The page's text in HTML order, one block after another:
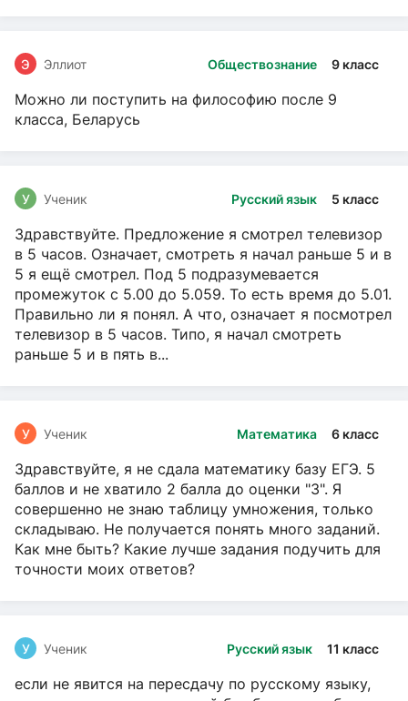
Обществознание 9 класс
Э Эллиот
Можно ли поступить на философию после 9
класса, Беларусь
Русский язык 5 класс
У Ученик
Здравствуйте. Предложение я смотрел телевизор
в 5 часов. Означает, смотреть я начал раньше 5 и в
5 я ещё смотрел. Под 5 подразумевается
промежуток с 5.00 до 5.059. То есть время до 5.01.
Правильно ли я понял. А что, означает я посмотрел
телевизор в 5 часов. Типо, я начал смотреть
раньше 5 и в пять в...
Математика 6 класс
У Ученик
Здравствуйте, я не сдала математику базу ЕГЭ. 5
баллов и не хватило 2 балла до оценки "3". Я
совершенно не знаю таблицу умножения, только
складываю. Не получается понять много заданий.
Как мне быть? Какие лучше задания подучить для
точности моих ответов?
Русский язык 11 класс
У Ученик
если не явится на пересдачу по русскому языку,